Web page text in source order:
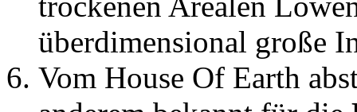
überdimensional große
Vom House Of Earth